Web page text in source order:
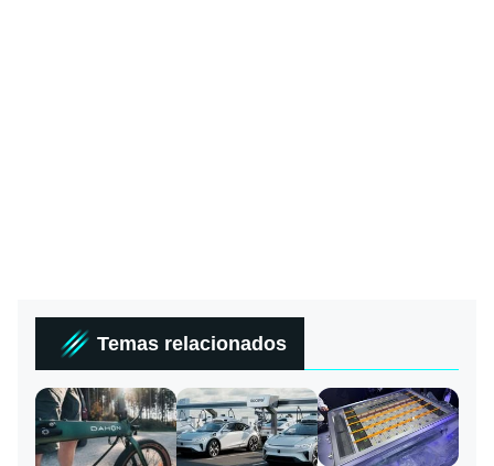
Temas relacionados